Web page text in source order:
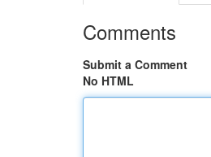
Comments
Submit a Comment
No HTML